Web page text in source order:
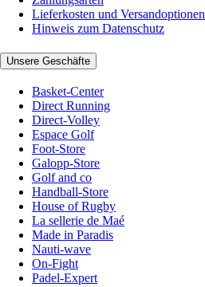
Lieferkosten und Versandoptionen
Hinweis zum Datenschutz
Unsere Geschäfte
Basket-Center
Direct Running
Direct-Volley
Espace Golf
Foot-Store
Galopp-Store
Golf and co
Handball-Store
House of Rugby
La sellerie de Maé
Made in Paradis
Nauti-wave
On-Fight
Padel-Expert